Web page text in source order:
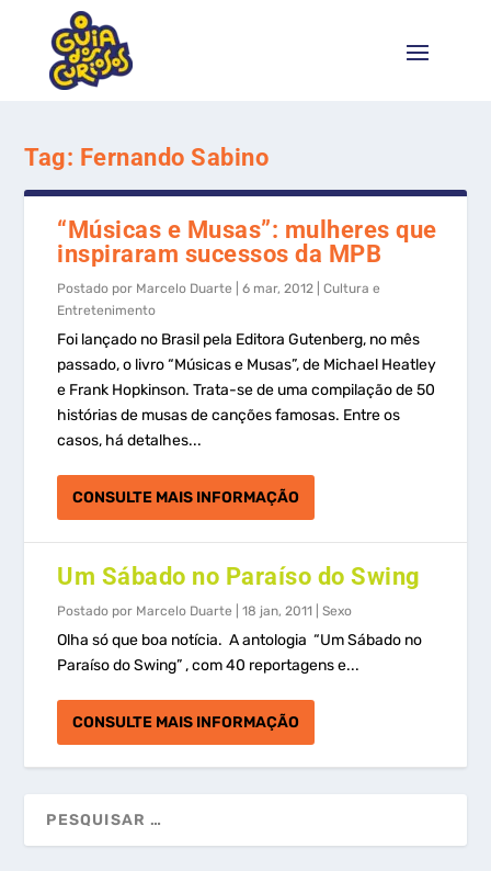
Tag: Fernando Sabino
“Músicas e Musas”: mulheres que
inspiraram sucessos da MPB
Postado por Marcelo Duarte |6 mar, 2012 |Cultura e
Entretenimento
Foi lançado no Brasil pela Editora Gutenberg, no mês
passado, o livro “Músicas e Musas”, de Michael Heatley
e Frank Hopkinson. Trata-se de uma compilação de 50
histórias de musas de canções famosas. Entre os
casos, há detalhes...
CONSULTE MAIS INFORMAÇÃO
Um Sábado no Paraíso do Swing
Postado por Marcelo Duarte |18 jan, 2011 |Sexo
Olha só que boa notícia. A antologia “Um Sábado no
Paraíso do Swing” , com 40 reportagens e...
CONSULTE MAIS INFORMAÇÃO